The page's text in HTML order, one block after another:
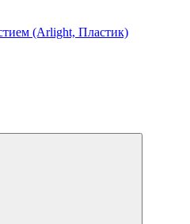
(Arlight, Пластик)